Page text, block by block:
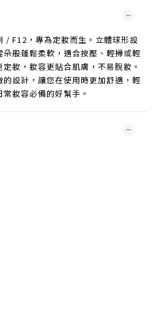
/ F12，專為定妝而生。立體球形設
般蓬鬆柔軟，適合按壓、輕掃或輕
妝，妝容更貼合肌膚，不易脫妝。
設計，讓您在使用時更加舒適，輕
妝容必備的好幫手。